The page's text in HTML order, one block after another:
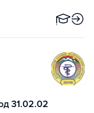
31.02.02